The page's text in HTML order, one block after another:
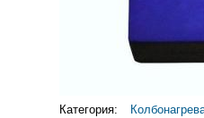
Категория: